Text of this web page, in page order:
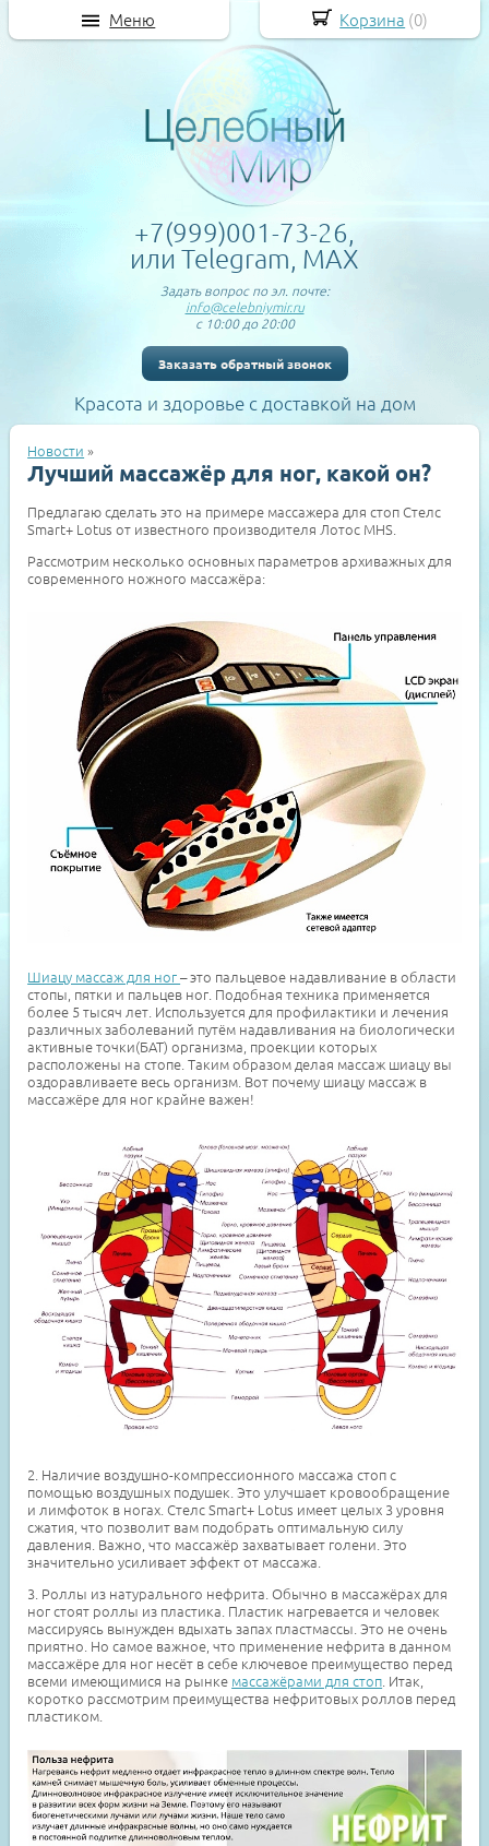
+7(999)001-73-26,
или Telegram, MAX
Задать вопрос по эл. почте:
info@celebniymir.ru
с 10:00 до 20:00
Заказать обратный звонок
Красота и здоровье с доставкой на дом
Новости »
Лучший массажёр для ног, какой он?
Предлагаю сделать это на примере массажера для стоп Стелс
Smart+ Lotus от известного производителя Лотос MHS.
Рассмотрим несколько основных параметров архиважных для
современного ножного массажёра:
Шиацу массаж для ног– это пальцевое надавливание в области
стопы, пятки и пальцев ног. Подобная техника применяется
более 5 тысяч лет. Используется для профилактики и лечения
различных заболеваний путём надавливания на биологически
активные точки(БАТ) организма, проекции которых
расположены на стопе. Таким образом делая массаж шиацу вы
оздоравливаете весь организм. Вот почему шиацу массаж в
массажёре для ног крайне важен!
2. Наличие воздушно-компрессионного массажа стоп с
помощью воздушных подушек. Это улучшает кровообращение
и лимфоток в ногах. Стелс Smart+ Lotus имеет целых 3 уровня
сжатия, что позволит вам подобрать оптимальную силу
давления. Важно, что массажёр захватывает голени. Это
значительно усиливает эффект от массажа.
3. Роллы из натурального нефрита. Обычно в массажёрах для
ног стоят роллы из пластика. Пластик нагревается и человек
массируясь вынужден вдыхать запах пластмассы. Это не очень
приятно. Но самое важное, что применение нефрита в данном
массажёре для ног несёт в себе ключевое преимущество перед
всеми имеющимися на рынке массажёрами для стоп. Итак,
коротко рассмотрим преимущества нефритовых роллов перед
пластиком.
Корзина (0)
Меню